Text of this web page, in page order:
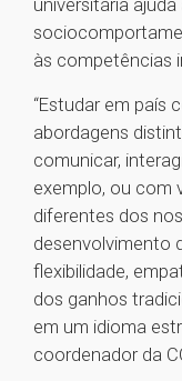
universitária
às competências
“Estudar em país
abordagens
comunicar,
exemplo, ou com
diferentes dos
desenvolvimento
flexibilidade,
dos ganhos
em um idioma
coordenador da